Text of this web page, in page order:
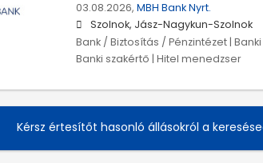
03.08.2026, MBH Bank Nyrt.
Szolnok, Jász-Nagykun-Szolnok
Bank / Biztosítás / Pénzintézet |
Banki szakértő | Hitel menedzser
Kérsz értesítőt hasonló állásokról a